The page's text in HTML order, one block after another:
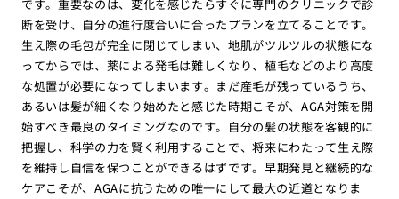
です。重要なのは、変化を感じたらすぐに専門のクリニックで診
断を受け、自分の進行度合いに合ったプランを立てることです。
生え際の毛包が完全に閉じてしまい、地肌がツルツルの状態にな
ってからでは、薬による発毛は難しくなり、植毛などのより高度
な処置が必要になってしまいます。まだ産毛が残っているうち、
あるいは髪が細くなり始めたと感じた時期こそが、AGA対策を開
始すべき最良のタイミングなのです。自分の髪の状態を客観的に
把握し、科学の力を賢く利用することで、将来にわたって生え際
を維持し自信を保つことができるはずです。早期発見と継続的な
ケアこそが、AGAに抗うための唯一にして最大の近道となりま